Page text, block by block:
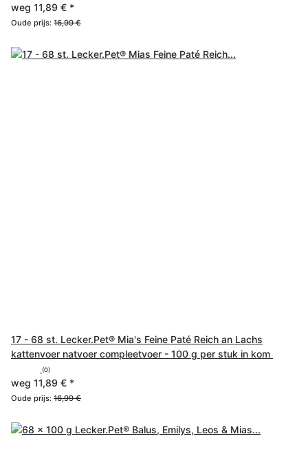
weg 11,89 € *
Oude prijs: 16,99 €
17 - 68 st. Lecker.Pet® Mia's Feine Paté Reich an Lachs
kattenvoer natvoer compleetvoer - 100 g per stuk in kom
(0)
weg 11,89 € *
Oude prijs: 16,99 €